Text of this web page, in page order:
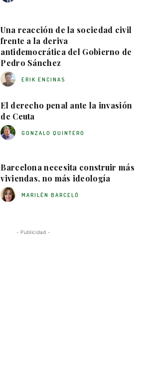
Una reacción de la sociedad civil
frente a la deriva
antidemocrática del Gobierno de
Pedro Sánchez
ERIK ENCINAS
El derecho penal ante la invasión
de Ceuta
GONZALO QUINTERO
Barcelona necesita construir más
viviendas, no más ideología
MARILÉN BARCELÓ
- Publicidad -